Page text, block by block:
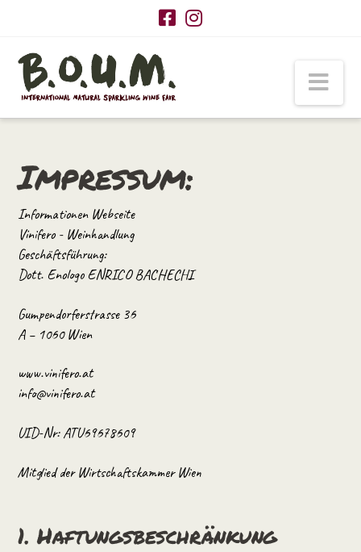
Impressum:
Informationen Webseite
Vinifero - Weinhandlung
Geschäftsführung:
Dott. Enologo ENRICO BACHECHI
Gumpendorferstrasse 36
A – 1060 Wien
www.vinifero.at
info@vinifero.at
UID-Nr: ATU69678609
Mitglied der Wirtschaftskammer Wien
1. Haftungsbeschränkung